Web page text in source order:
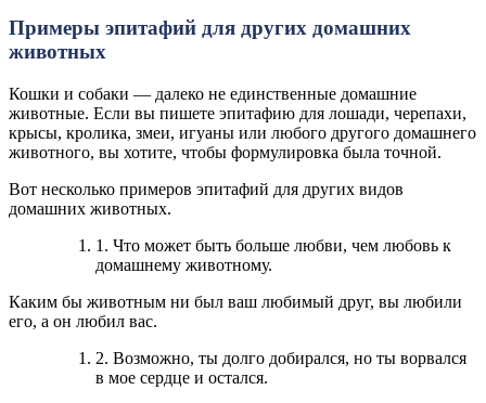
Примеры эпитафий для других домашних
животных
Кошки и собаки — далеко не единственные домашние
животные. Если вы пишете эпитафию для лошади, черепахи,
крысы, кролика, змеи, игуаны или любого другого домашнего
животного, вы хотите, чтобы формулировка была точной.
Вот несколько примеров эпитафий для других видов
домашних животных.
1. Что может быть больше любви, чем любовь к
домашнему животному.
Каким бы животным ни был ваш любимый друг, вы любили
его, а он любил вас.
2. Возможно, ты долго добирался, но ты ворвался
в мое сердце и остался.